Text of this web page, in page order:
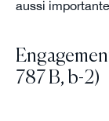
aussi
787 B, b-2)